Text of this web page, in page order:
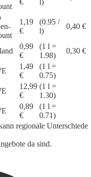
€ l)
1,19
€
(0.95 /
l)
0,40 €
0,99
€
(1 l =
1.98)
0,30 €
1,49
€
(1 l =
0.75)
12,99
€
(1 l =
1.30)
0,89
€
(1 l =
0.71)
regionale Unterschiede
da sind.